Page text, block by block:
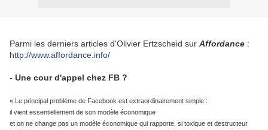
Parmi les derniers articles d'Olivier Ertzscheid sur Affordance :
http://www.affordance.info/
- Une cour d'appel chez FB ?
« Le principal problème de Facebook est extraordinairement simple :
il vient essentiellement de son modèle économique
et on ne change pas un modèle économique qui rapporte, si toxique et destructeur